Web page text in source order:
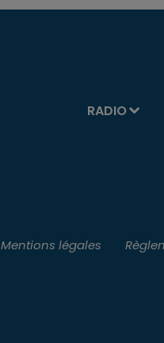
RADIO
Mentions légales